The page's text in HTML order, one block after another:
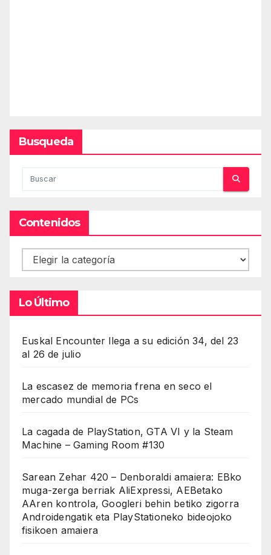
Busqueda
Contenidos
Contenidos
Lo Último
Euskal Encounter llega a su edición 34, del 23
al 26 de julio
La escasez de memoria frena en seco el
mercado mundial de PCs
La cagada de PlayStation, GTA VI y la Steam
Machine – Gaming Room #130
Sarean Zehar 420 – Denboraldi amaiera: EBko
muga-zerga berriak AliExpressi, AEBetako
AAren kontrola, Googleri behin betiko zigorra
Androidengatik eta PlayStationeko bideojoko
fisikoen amaiera